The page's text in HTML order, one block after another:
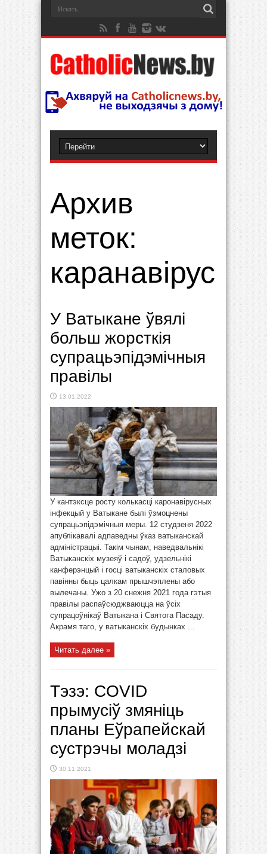
Архив
меток:
каранавірус
У Ватыкане ўвялі
больш жорсткія
супрацьэпідэмічныя
правілы
13.01.2022
У кантэксце росту колькасці каронавірусных
інфекцый у Ватыкане былі ўзмоцнены
супрацьэпідэмічныя меры. 12 студзеня 2022
апублікавалі адпаведны ўказ ватыканскай
адміністрацыі. Такім чынам, наведвальнікі
Ватыканскіх музеяў і садоў, удзельнікі
канферэнцый і госці ватыканскіх сталовых
павінны быць цалкам прышчэплены або
вылечаны. Ужо з 20 снежня 2021 года гэтыя
правілы распаўсюджваюцца на ўсіх
супрацоўнікаў Ватыкана і Святога Пасаду.
Акрамя таго, у ватыканскіх будынках ...
Читать далее »
Тэзэ: COVID
прымусіў змяніць
планы Еўрапейскай
сустрэчы моладзі
30.11.2021